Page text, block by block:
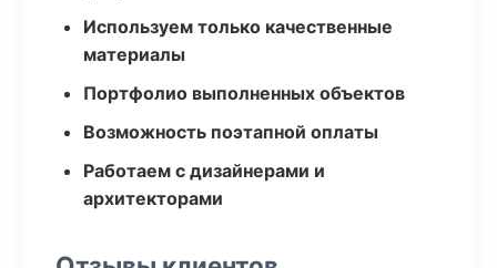
Используем только качественные
материалы
Портфолио выполненных объектов
Возможность поэтапной оплаты
Работаем с дизайнерами и
архитекторами